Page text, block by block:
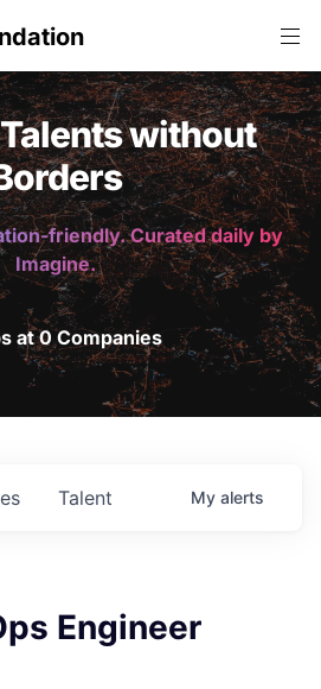
without
friendly. Curated daily by
Imagine.
at 0 Companies
Talent My alerts
Engineer